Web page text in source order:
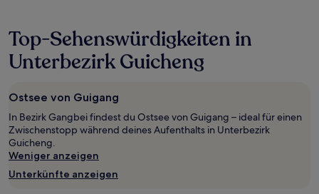
Top-Sehenswürdigkeiten in
Unterbezirk Guicheng
Ostsee von Guigang
In Bezirk Gangbei findest du Ostsee von Guigang – ideal für einen
Zwischenstopp während deines Aufenthalts in Unterbezirk
Guicheng.
Weniger anzeigen
Unterkünfte anzeigen